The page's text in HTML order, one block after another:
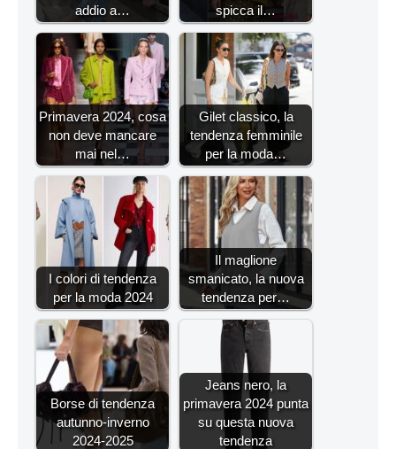
addio a…
spicca il…
Primavera 2024, cosa
non deve mancare
mai nel…
Gilet classico, la
tendenza femminile
per la moda…
I colori di tendenza
per la moda 2024
Il maglione
smanicato, la nuova
tendenza per…
Borse di tendenza
autunno-inverno
2024-2025
Jeans nero, la
primavera 2024 punta
su questa nuova
tendenza